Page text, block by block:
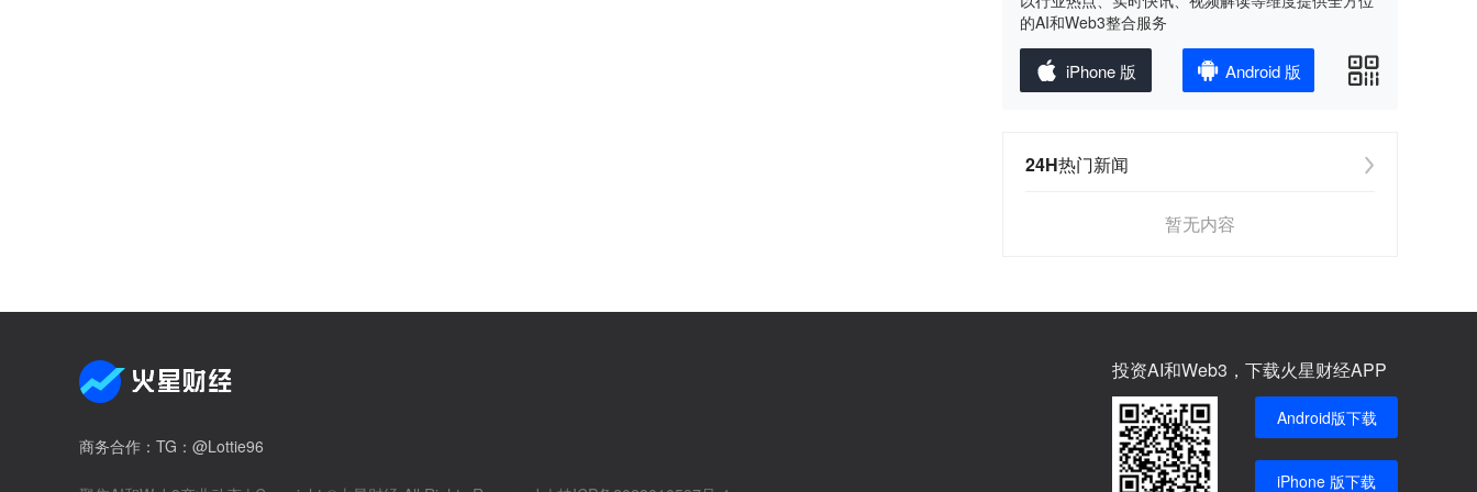
的AI和Web3整合服务
iPhone 版 Android 版
24H热门新闻
暂无内容
商务合作 ：TG：@Lottie96
投资AI和Web3，下载火星财经APP
Android版下载
iPhone 版下载